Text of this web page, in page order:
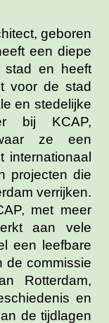
geboren
een diepe
stad en heeft
voor de stad
en stedelijke
bij KCAP,
ze een
projecten die
verrijken.
met meer
aan vele
een leefbare
de commissie
Rotterdam,
en
de tijdlagen